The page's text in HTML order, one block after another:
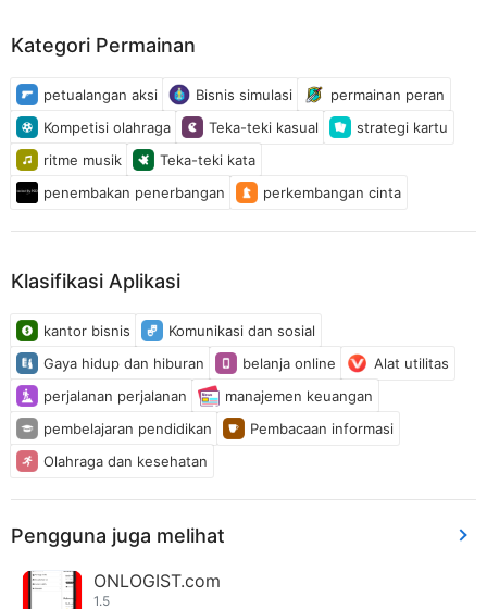
Kategori Permainan
petualangan aksi Bisnis simulasi
permainan peran
Kompetisi olahraga
Teka-teki kasual
strategi kartu
ritme musik
Teka-teki kata
penembakan penerbangan
perkembangan cinta
Klasifikasi Aplikasi
kantor bisnis
Komunikasi dan sosial
Gaya hidup dan hiburan
belanja online
Alat utilitas
perjalanan perjalanan
manajemen keuangan
pembelajaran pendidikan
Pembacaan informasi
Olahraga dan kesehatan
Pengguna juga melihat
ONLOGIST.com
1.5